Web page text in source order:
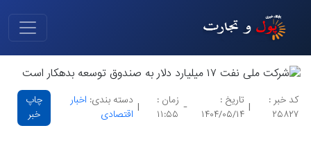
کد خبر :
۲۵۸۲۷
|
تاریخ :
۱۴۰۴/۰۵/۱۴
-
زمان :
۱۱:۵۵
|
دسته بندی: اخبار
اقتصادی
چاپ
خبر